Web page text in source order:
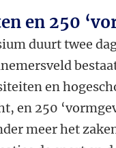
en 250
duurt twee
en
en 250
meer het